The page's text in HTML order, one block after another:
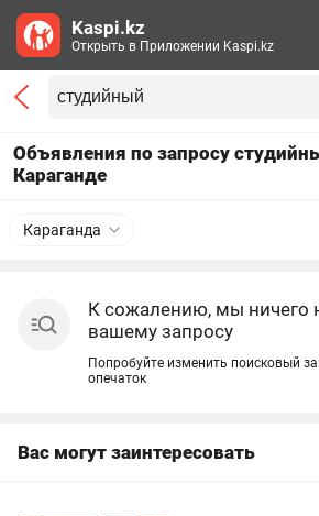
Объявления по запросу
Караганде
Караганда
К сожалению, мы ничего
вашему запросу
Попробуйте изменить поисковый
опечаток
Вас могут заинтересовать
Kaspi.kz
Открыть в Приложении Kaspi.kz